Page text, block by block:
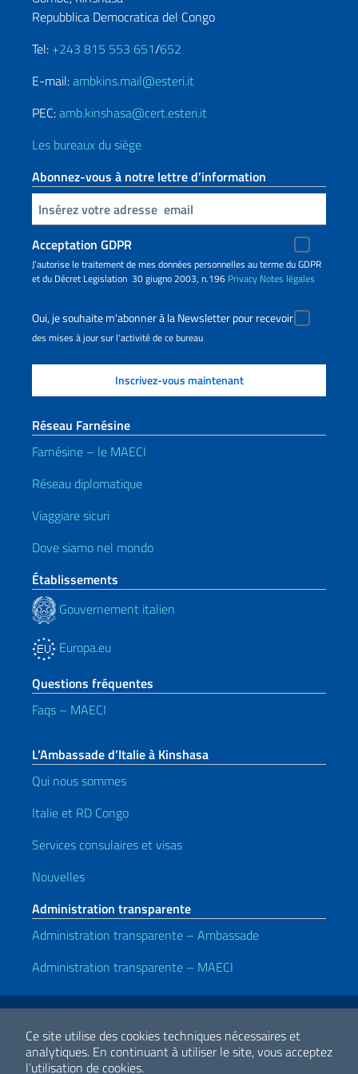
Ce site utilise des cookies techniques nécessaires et
analytiques. En continuant à utiliser le site, vous acceptez
l’utilisation de cookies.
Repubblica Democratica del Congo
Tel: +243 815 553 651/652
E-mail:ambkins.mail@esteri.it
PEC:amb.kinshasa@cert.esteri.it
Les bureaux du siège
Abonnez-vous à notre lettre d’information
Insert your email
Acceptation GDPR
J’autorise le traitement de mes données personnelles au terme du GDPR
et du Décret Legislation 30 giugno 2003, n.196 Privacy Notes légales
Oui, je souhaite m'abonner à la Newsletter pour recevoir
des mises à jour sur l'activité de ce bureau
Réseau Farnésine
Farnésine – le MAECI
Réseau diplomatique
Viaggiare sicuri
Dove siamo nel mondo
Établissements
Gouvernement italien
Europa.eu
Questions fréquentes
Faqs – MAECI
L’Ambassade d’Italie à Kinshasa
Qui nous sommes
Italie et RD Congo
Services consulaires et visas
Nouvelles
Administration transparente
Administration transparente – Ambassade
Administration transparente – MAECI
Liens utiles